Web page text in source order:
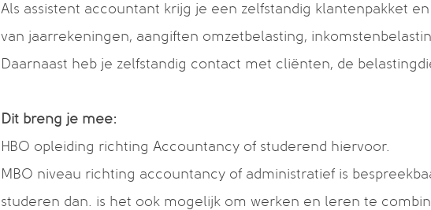
Als assistent accountant krijg je een zelfstandig klantenpakket
van jaarrekeningen, aangiften omzetbelasting,
Daarnaast heb je zelfstandig contact met cliënten, de
Dit breng je mee:
HBO opleiding richting Accountancy of studerend hiervoor.
MBO niveau richting accountancy of administratief is
studeren dan. is het ook mogelijk om werken en leren te